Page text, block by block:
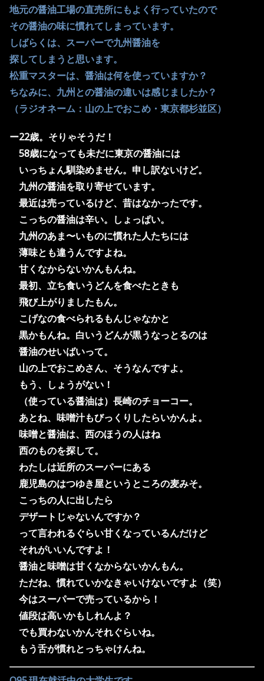
地元の醤油工場の直売所にもよく行っていたので
その醤油の味に慣れてしまっています。
しばらくは、スーパーで九州醤油を
探してしまうと思います。
松重マスターは、醤油は何を使っていますか？
ちなみに、九州との醤油の違いは感じましたか？
（ラジオネーム：山の上でおこめ・東京都杉並区）
ー22歳。そりゃそうだ！
58歳になっても未だに東京の醤油には
いっちょん馴染めません。申し訳ないけど。
九州の醤油を取り寄せています。
最近は売っているけど、昔はなかったです。
こっちの醤油は辛い。しょっぱい。
九州のあま〜いものに慣れた人たちには
薄味とも違うんですよね。
甘くなからないかんもんね。
最初、立ち食いうどんを食べたときも
飛び上がりましたもん。
こげなの食べられるもんじゃなかと
黒かもんね。白いうどんが黒うなっとるのは
醤油のせいばいって。
山の上でおこめさん、そうなんですよ。
もう、しょうがない！
（使っている醤油は）長崎のチョーコー。
あとね、味噌汁もびっくりしたらいかんよ。
味噌と醤油は、西のほうの人はね
西のものを探して。
わたしは近所のスーパーにある
鹿児島のはつゆき屋というところの麦みそ。
こっちの人に出したら
デザートじゃないんですか？
って言われるぐらい甘くなっているんだけど
それがいいんですよ！
醤油と味噌は甘くなからないかんもん。
ただね、慣れていかなきゃいけないですよ（笑）
今はスーパーで売っているから！
値段は高いかもしれんよ？
でも買わないかんそれぐらいね。
もう舌が慣れとっちゃけんね。